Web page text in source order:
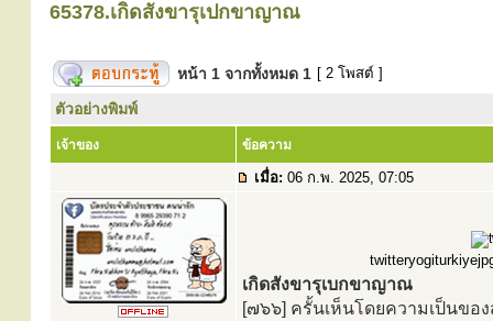
65378.เกิดสังขารุเปกขาญาณ
หน้า 1 จากทั้งหมด 1 [ 2 โพสต์ ]
ตัวอย่างพิมพ์
เจ้าของ ข้อความ
เมื่อ: 06 ก.พ. 2025, 07:05
เกิดสังขารุเบกขาญาณ
[๗๖๖] ครั้นเห็นโดยความเป็นข